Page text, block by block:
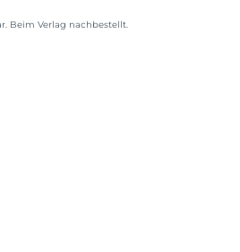
Beim Verlag nachbestellt.